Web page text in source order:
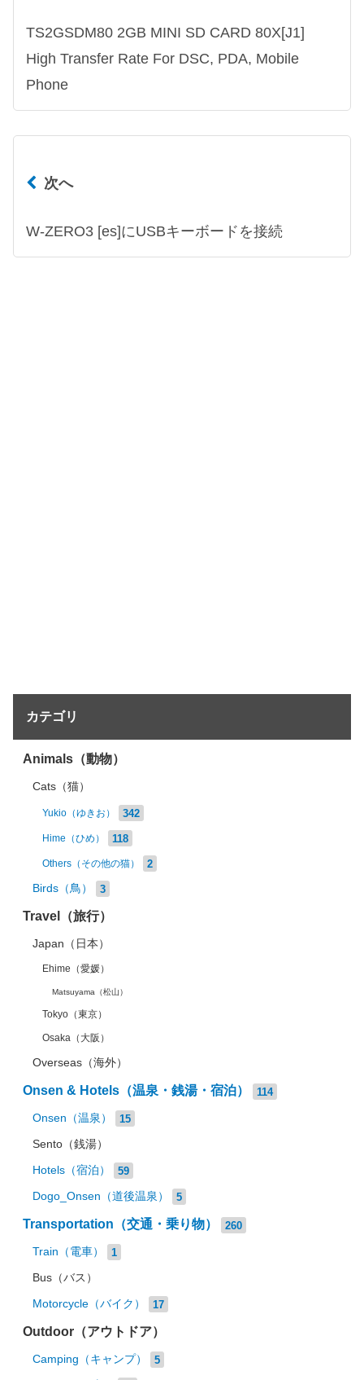
TS2GSDM80 2GB MINI SD CARD 80X[J1]
High Transfer Rate For DSC, PDA, Mobile
Phone
次へ
W-ZERO3 [es]にUSBキーボードを接続
カテゴリ
Animals（動物）
Cats（猫）
Yukio（ゆきお） 342
Hime（ひめ） 118
Others（その他の猫） 2
Birds（鳥） 3
Travel（旅行）
Japan（日本）
Ehime（愛媛）
Matsuyama（松山）
Tokyo（東京）
Osaka（大阪）
Overseas（海外）
Onsen & Hotels（温泉・銭湯・宿泊） 114
Onsen（温泉） 15
Sento（銭湯）
Hotels（宿泊） 59
Dogo_Onsen（道後温泉） 5
Transportation（交通・乗り物） 260
Train（電車） 1
Bus（バス）
Motorcycle（バイク） 17
Outdoor（アウトドア）
Camping（キャンプ） 5